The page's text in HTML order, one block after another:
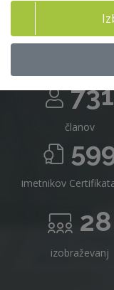
731
članov
imetnikov
28
izobraževanj